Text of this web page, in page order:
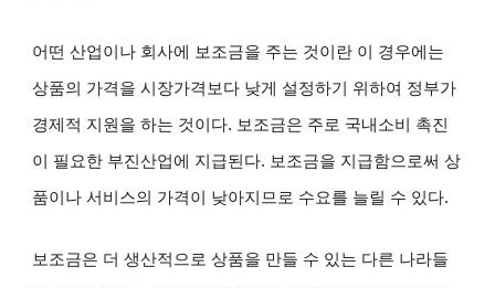
어떤 산업이나 회사에 보조금을 주는 것이란 이 경우에는
상품의 가격을 시장가격보다 낮게 설정하기 위하여 정부가
경제적 지원을 하는 것이다. 보조금은 주로 국내소비 촉진
이 필요한 부진산업에 지급된다. 보조금을 지급함으로써 상
품이나 서비스의 가격이 낮아지므로 수요를 늘릴 수 있다.
보조금은 더 생산적으로 상품을 만들 수 있는 다른 나라들